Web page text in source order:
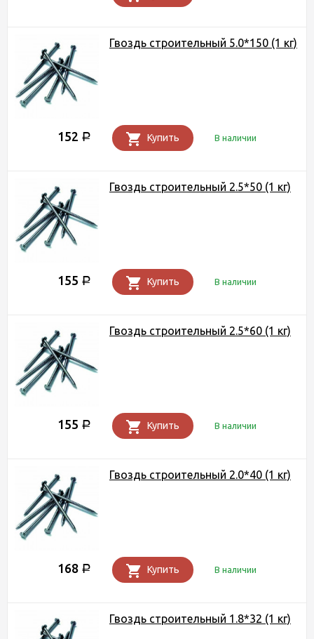
Гвоздь строительный 5.0*150 (1 кг)
152 Р Купить В наличии
Гвоздь строительный 2.5*50 (1 кг)
155 Р Купить В наличии
Гвоздь строительный 2.5*60 (1 кг)
155 Р Купить В наличии
Гвоздь строительный 2.0*40 (1 кг)
168 Р Купить В наличии
Гвоздь строительный 1.8*32 (1 кг)